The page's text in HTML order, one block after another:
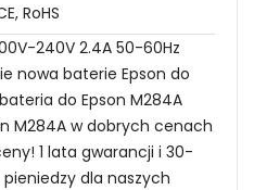
RoHS
240V 2.4A 50-60Hz
nowa baterie Epson do
do Epson M284A
M284A w dobrych cenach
1 lata gwarancji i 30-
dla naszych